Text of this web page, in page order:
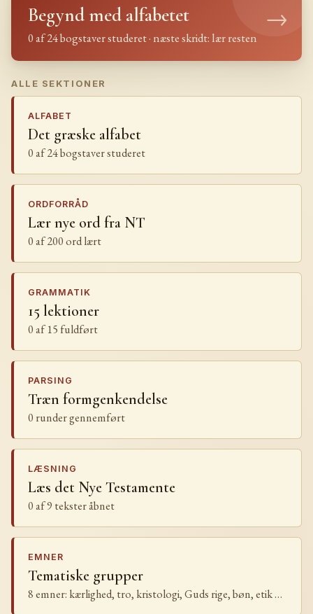
Begynd med alfabetet
0 af 24 bogstaver studeret · næste skridt: lær resten
→
ALLE SEKTIONER
ALFABET
Det græske alfabet
0 af 24 bogstaver studeret
ORDFORRÅD
Lær nye ord fra NT
0 af 200 ord lært
GRAMMATIK
15 lektioner
0 af 15 fuldført
PARSING
Træn formgenkendelse
0 runder gennemført
LÆSNING
Læs det Nye Testamente
0 af 9 tekster åbnet
EMNER
Tematiske grupper
8 emner: kærlighed, tro, kristologi, Guds rige, bøn, etik …